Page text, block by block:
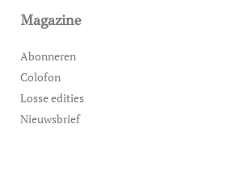
Magazine
Abonneren
Colofon
Losse edities
Nieuwsbrief